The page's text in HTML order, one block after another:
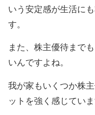
いう安定感が生活に
す。
また、株主優待まで
いんですよね。
我が家もいくつか株
ットを強く感じていま